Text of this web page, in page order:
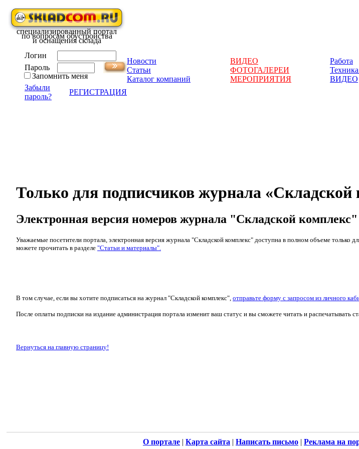
специализированный портал
по вопросам обустройства
и оснащения склада
Логин
Пароль
Запомнить меня
Забыли
пароль?
РЕГИСТРАЦИЯ
Новости ВИДЕО Работа
Статьи
ФОТОГАЛЕРЕИ
Каталог компаний
МЕРОПРИЯТИЯ ВИДЕО
Только для подписчиков журнала «Складской
Электронная версия номеров журнала "Складской
Уважаемые посетители портала, электронная версия журнала "Складской комплекс" доступна в полном объеме
можете прочитать в разделе "Статьи и материалы".
В том случае, если вы хотите подписаться на журнал "Складской комплекс", отправьте форму с запросом из личного
После оплаты подписки на издание администрация портала изменит ваш статус и вы сможете читать и распечатывать
Вернуться на главную страницу!
О портале | Карта сайта | Написать письмо | Реклама на